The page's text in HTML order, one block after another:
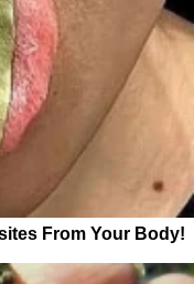
From Your Body!